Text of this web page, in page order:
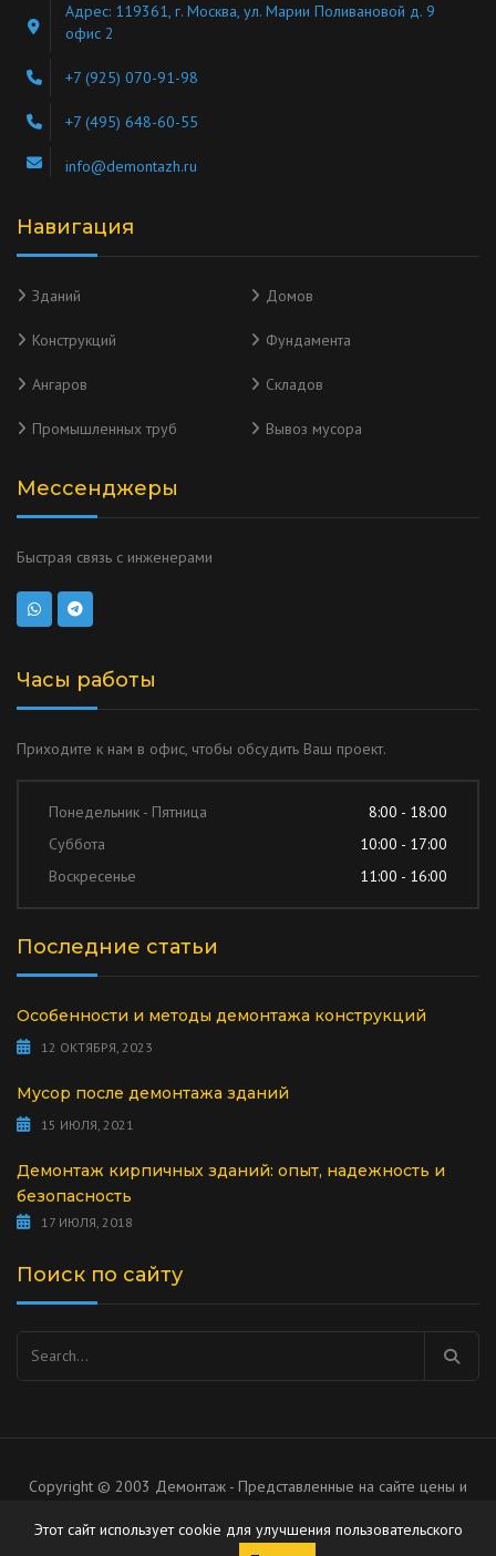
Адрес: 119361, г. Москва, ул. Марии Поливановой д. 9
офис 2
+7 (925) 070-91-98
+7 (495) 648-60-55
info@demontazh.ru
Навигация
Зданий Домов
Конструкций Фундамента
Ангаров Складов
Промышленных труб Вывоз мусора
Мессенджеры
Быстрая связь с инженерами
Часы работы
Приходите к нам в офис, чтобы обсудить Ваш проект.
Понедельник - Пятница
8:00 - 18:00
Суббота
10:00 - 17:00
Воскресенье
11:00 - 16:00
Последние статьи
Особенности и методы демонтажа конструкций
12 ОКТЯБРЯ, 2023
Мусор после демонтажа зданий
15 ИЮЛЯ, 2021
Демонтаж кирпичных зданий: опыт, надежность и
безопасность
17 ИЮЛЯ, 2018
Поиск по сайту
Copyright © 2003 Демонтаж - Представленные на сайте цены и
публичной офертой.
Этот сайт использует cookie для улучшения пользовательского